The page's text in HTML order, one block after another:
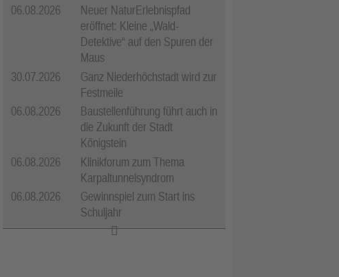
06.08.2026
Neuer NaturErlebnispfad
eröffnet: Kleine „Wald-
Detektive“ auf den Spuren der
Maus
30.07.2026
Ganz Niederhöchstadt wird zur
Festmeile
06.08.2026
Baustellenführung führt auch in
die Zukunft der Stadt
Königstein
06.08.2026
Klinikforum zum Thema
Karpaltunnelsyndrom
06.08.2026
Gewinnspiel zum Start ins
Schuljahr